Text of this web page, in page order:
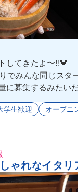
してきたよ〜‼️🦀
でみんな同じスタ
に募集するみたい
優しい人ばかりだ
学生歓迎 オープニ
ゃれなイタ